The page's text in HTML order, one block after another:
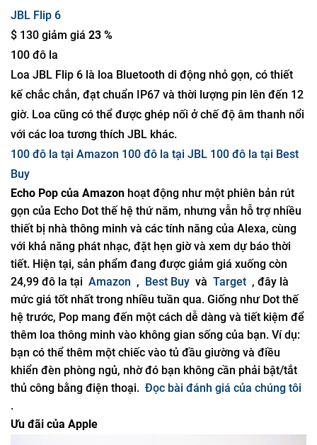
JBL Flip 6
$ 130 giảm giá 23 %
100 đô la
Loa JBL Flip 6 là loa Bluetooth di động nhỏ gọn, có thiết
kế chắc chắn, đạt chuẩn IP67 và thời lượng pin lên đến 12
giờ. Loa cũng có thể được ghép nối ở chế độ âm thanh nổi
với các loa tương thích JBL khác.
100 đô la tại Amazon 100 đô la tại JBL 100 đô la tại Best
Buy
Echo Pop của Amazon hoạt động như một phiên bản rút
gọn của Echo Dot thế hệ thứ năm, nhưng vẫn hỗ trợ nhiều
thiết bị nhà thông minh và các tính năng của Alexa, cùng
với khả năng phát nhạc, đặt hẹn giờ và xem dự báo thời
tiết. Hiện tại, sản phẩm đang được giảm giá xuống còn
24,99 đô la tại Amazon , Best Buy và Target , đây là
mức giá tốt nhất trong nhiều tuần qua. Giống như Dot thế
hệ trước, Pop mang đến một cách dễ dàng và tiết kiệm để
thêm loa thông minh vào không gian sống của bạn. Ví dụ:
bạn có thể thêm một chiếc vào tủ đầu giường và điều
khiển đèn phòng ngủ, nhờ đó bạn không cần phải bật/tắt
thủ công bằng điện thoại. Đọc bài đánh giá của chúng tôi
.
Ưu đãi của Apple